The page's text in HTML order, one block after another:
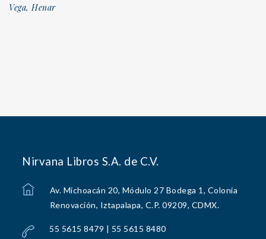
Vega, Henar
Nirvana Libros S.A. de C.V.
Av. Michoacán 20, Módulo 27 Bodega 1, Colonia
Renovación, Iztapalapa, C.P. 09209, CDMX.
55 5615 8479 | 55 5615 8480